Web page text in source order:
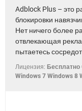
Adblock Plus – это
блокировки
Нет ничего более
отвлекающая
пытаетесь
Лицензия: Бесплатно
Windows 7 Windows 8